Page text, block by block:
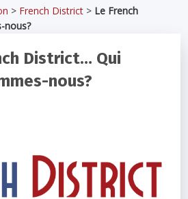
> French District > Le French
nous?
District… Qui
nous?